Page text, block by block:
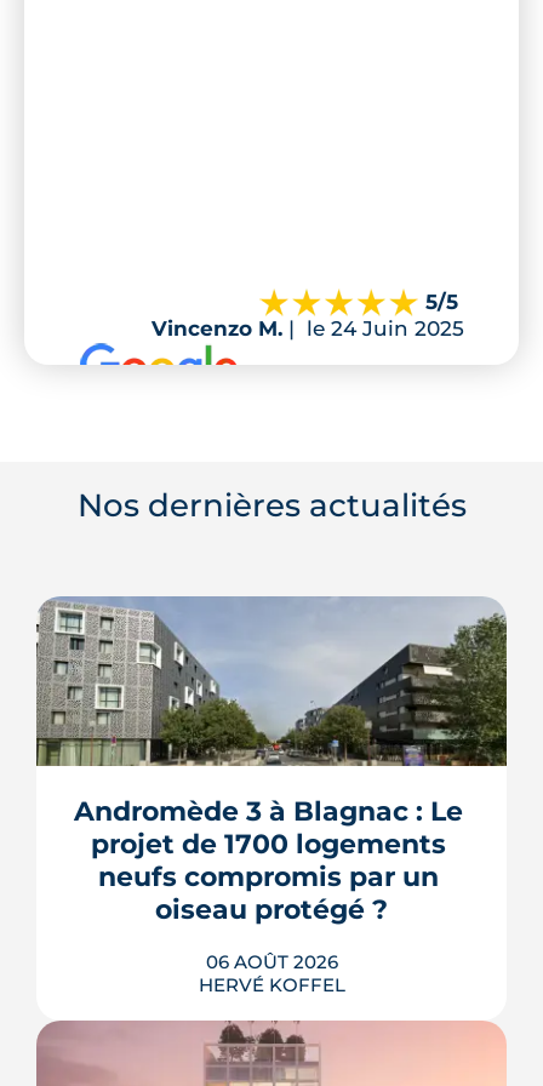
5/5
Vincenzo M. | le 24 Juin 2025
Nos dernières actualités
Andromède 3 à Blagnac : Le
projet de 1700 logements
neufs compromis par un
oiseau protégé ?
06 AOÛT 2026
HERVÉ KOFFEL